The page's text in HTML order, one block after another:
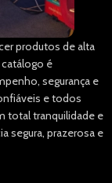
produtos de alta
é
segurança e
e todos
total tranquilidade e
segura, prazerosa e